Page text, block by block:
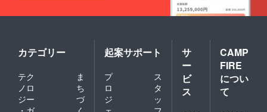
カテゴリー
テク
ノロ
ジー
ま
ち
づ
起案サポート
プ
ロ
ジ
ス
タ
ッ
サ
ー
ビ
ス
CAMP
FIRE
につい
て